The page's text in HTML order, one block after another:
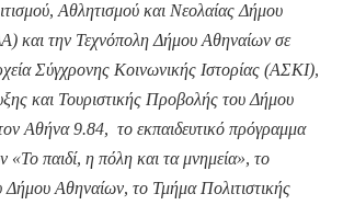
Αθλητισμού και Νεολαίας Δήμου
την Τεχνόπολη Δήμου Αθηναίων σε
Σύγχρονης Κοινωνικής Ιστορίας (ΑΣΚΙ),
και Τουριστικής Προβολής του Δήμου
Αθήνα 9.84, το εκπαιδευτικό πρόγραμμα
παιδί, η πόλη και τα μνημεία», το
Δήμου Αθηναίων, το Τμήμα Πολιτιστικής